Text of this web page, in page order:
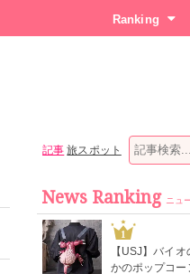
Ranking
記事 旅スポット
News Ranking ニュ
1
【USJ】バイ
かのポップコー